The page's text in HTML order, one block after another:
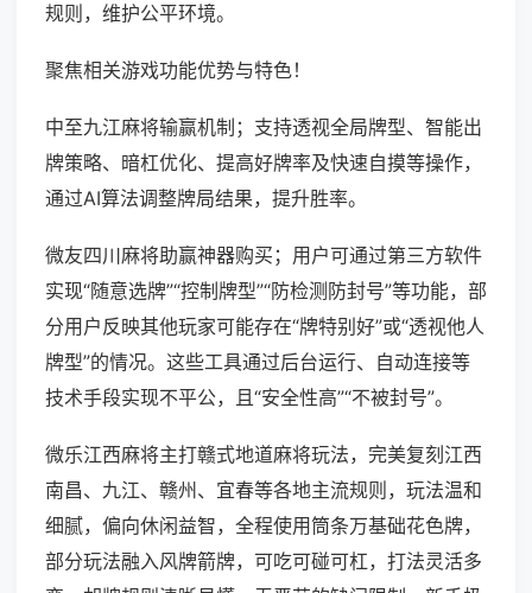
规则，维护公平环境。
聚焦相关游戏功能优势与特色！
中至九江麻将输赢机制；支持透视全局牌型、智能出
牌策略、暗杠优化、提高好牌率及快速自摸等操作，
通过AI算法调整牌局结果，提升胜率。
微友四川麻将助赢神器购买；用户可通过第三方软件
实现“随意选牌”“控制牌型”“防检测防封号”等功能，部
分用户反映其他玩家可能存在“牌特别好”或“透视他人
牌型”的情况。这些工具通过后台运行、自动连接等
技术手段实现不平公，且“安全性高”“不被封号”。
微乐江西麻将主打赣式地道麻将玩法，完美复刻江西
南昌、九江、赣州、宜春等各地主流规则，玩法温和
细腻，偏向休闲益智，全程使用筒条万基础花色牌，
部分玩法融入风牌箭牌，可吃可碰可杠，打法灵活多